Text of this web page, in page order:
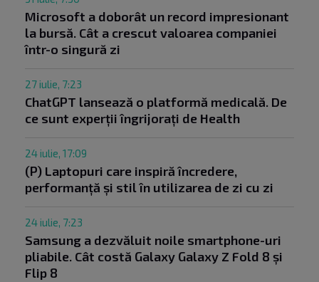
Microsoft a doborât un record impresionant
la bursă. Cât a crescut valoarea companiei
într-o singură zi
27 iulie, 7:23
ChatGPT lansează o platformă medicală. De
ce sunt experții îngrijorați de Health
24 iulie, 17:09
(P) Laptopuri care inspiră încredere,
performanță și stil în utilizarea de zi cu zi
24 iulie, 7:23
Samsung a dezvăluit noile smartphone-uri
pliabile. Cât costă Galaxy Galaxy Z Fold 8 și
Flip 8